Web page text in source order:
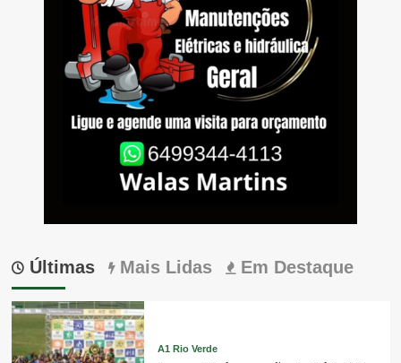
Últimas Mais Lidas Em Destaque
A1 Rio Verde